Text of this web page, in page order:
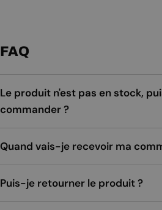
FAQ
Le produit n'est pas en stock,
commander ?
Quand vais-je recevoir ma
Puis-je retourner le produit ?